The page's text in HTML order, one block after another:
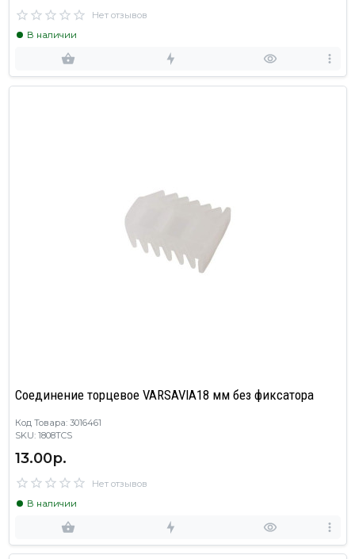
Нет отзывов
В наличии
Cоединение торцевое VARSAVIA18 мм без фиксатора
Код Товара: 3016461
SKU: 1808TCS
13.00р.
Нет отзывов
В наличии